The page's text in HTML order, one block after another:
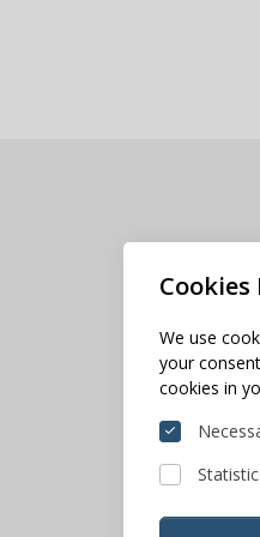
Cookies
We use
your
cookies in